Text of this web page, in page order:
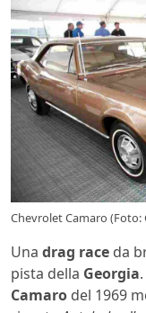
Chevrolet Camaro (Foto:
Una drag race da
pista della Georgia
Camaro del 1969